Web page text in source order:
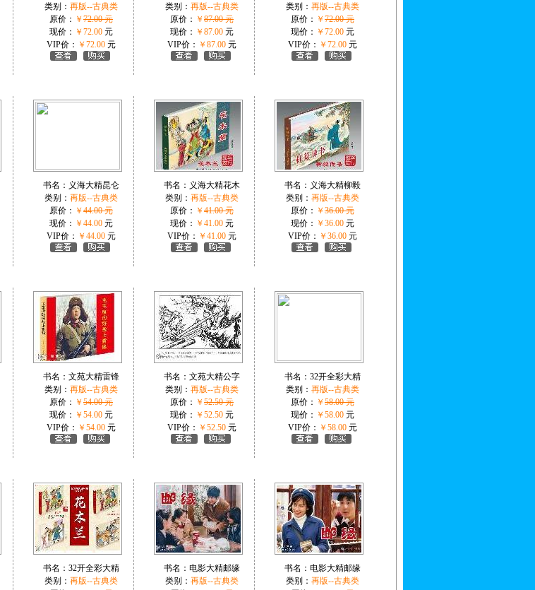
类别： 再版--古典类
原价： ￥ 72.00 元
现价： ￥72.00 元
VIP价： ￥72.00 元
类别： 再版--古典类
原价： ￥ 87.00 元
现价： ￥87.00 元
VIP价： ￥87.00 元
类别： 再版--古典类
原价： ￥ 72.00 元
现价： ￥72.00 元
VIP价： ￥72.00 元
书名： 义海大精昆仑
类别： 再版--古典类
原价： ￥ 44.00 元
现价： ￥44.00 元
VIP价： ￥44.00 元
书名： 义海大精花木
类别： 再版--古典类
原价： ￥ 41.00 元
现价： ￥41.00 元
VIP价： ￥41.00 元
书名： 义海大精柳毅
类别： 再版--古典类
原价： ￥ 36.00 元
现价： ￥36.00 元
VIP价： ￥36.00 元
书名： 文苑大精雷锋
类别： 再版--古典类
原价： ￥ 54.00 元
现价： ￥54.00 元
VIP价： ￥54.00 元
书名： 文苑大精公字
类别： 再版--古典类
原价： ￥ 52.50 元
现价： ￥52.50 元
VIP价： ￥52.50 元
书名： 32开全彩大精
类别： 再版--古典类
原价： ￥ 58.00 元
现价： ￥58.00 元
VIP价： ￥58.00 元
书名： 32开全彩大精
类别： 再版--古典类
书名： 电影大精邮缘
类别： 再版--古典类
书名： 电影大精邮缘
类别： 再版--古典类